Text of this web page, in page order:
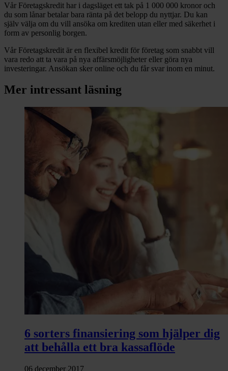
Vår Företagskredit har i dagsläget ett tak på 1 000 000 kronor och
du som lånar betalar bara ränta på det belopp du nyttjar. Du kan
själv välja om du vill ansöka om krediten utan eller med säkerhet i
form av personlig borgen.
Vår Företagskredit är en flexibel kredit för företag som snabbt vill
vara redo att ta vara på nya affärsmöjligheter eller göra nya
investeringar. Ansökan sker online och du får svar inom en minut.
Mer intressant läsning
6 sorters finansiering som hjälper dig
att behålla ett bra kassaflöde
06 december 2017